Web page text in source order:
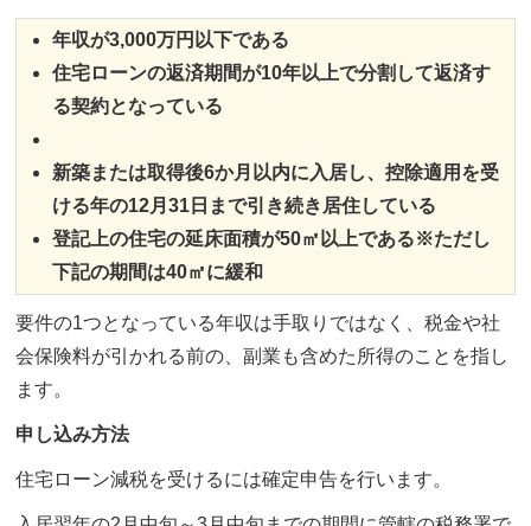
年収が3,000万円以下である
住宅ローンの返済期間が10年以上で分割して返済す
る契約となっている
新築または取得後6か月以内に入居し、控除適用を受
ける年の12月31日まで引き続き居住している
登記上の住宅の延床面積が50㎡以上である※ただし
下記の期間は40㎡に緩和
要件の1つとなっている年収は手取りではなく、税金や社
会保険料が引かれる前の、副業も含めた所得のことを指し
ます。
申し込み方法
住宅ローン減税を受けるには確定申告を行います。